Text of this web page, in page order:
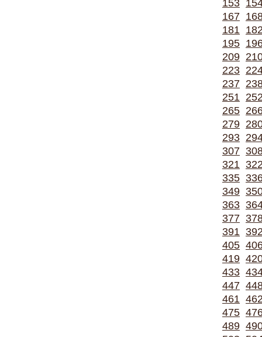
153
167
181
195
209
223
237
251
265
279
293
307
321
335
349
363
377
391
405
419
433
447
461
475
489